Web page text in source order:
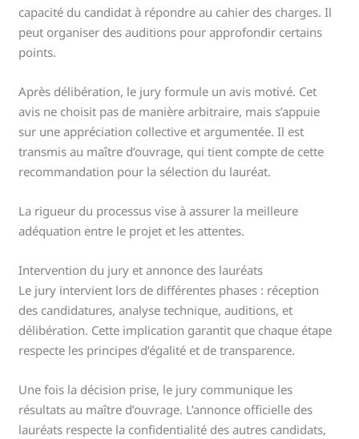
capacité du candidat à répondre au cahier des charges. Il
peut organiser des auditions pour approfondir certains
points.
Après délibération, le jury formule un avis motivé. Cet
avis ne choisit pas de manière arbitraire, mais s’appuie
sur une appréciation collective et argumentée. Il est
transmis au maître d’ouvrage, qui tient compte de cette
recommandation pour la sélection du lauréat.
La rigueur du processus vise à assurer la meilleure
adéquation entre le projet et les attentes.
Intervention du jury et annonce des lauréats
Le jury intervient lors de différentes phases : réception
des candidatures, analyse technique, auditions, et
délibération. Cette implication garantit que chaque étape
respecte les principes d’égalité et de transparence.
Une fois la décision prise, le jury communique les
résultats au maître d’ouvrage. L’annonce officielle des
lauréats respecte la confidentialité des autres candidats,